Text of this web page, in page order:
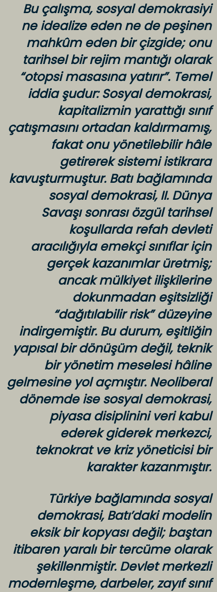
Bu çalışma, sosyal demokrasiyi
ne idealize eden ne de peşinen
mahkûm eden bir çizgide; onu
tarihsel bir rejim mantığı olarak
“otopsi masasına yatırır”. Temel
iddia şudur: Sosyal demokrasi,
kapitalizmin yarattığı sınıf
çatışmasını ortadan kaldırmamış,
fakat onu yönetilebilir hâle
getirerek sistemi istikrara
kavuşturmuştur. Batı bağlamında
sosyal demokrasi, II. Dünya
Savaşı sonrası özgül tarihsel
koşullarda refah devleti
aracılığıyla emekçi sınıflar için
gerçek kazanımlar üretmiş;
ancak mülkiyet ilişkilerine
dokunmadan eşitsizliği
“dağıtılabilir risk” düzeyine
indirgemiştir. Bu durum, eşitliğin
yapısal bir dönüşüm değil, teknik
bir yönetim meselesi hâline
gelmesine yol açmıştır. Neoliberal
dönemde ise sosyal demokrasi,
piyasa disiplinini veri kabul
ederek giderek merkezci,
teknokrat ve kriz yöneticisi bir
karakter kazanmıştır.
Türkiye bağlamında sosyal
demokrasi, Batı’daki modelin
eksik bir kopyası değil; baştan
itibaren yaralı bir tercüme olarak
şekillenmiştir. Devlet merkezli
modernleşme, darbeler, zayıf sınıf